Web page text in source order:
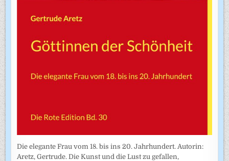
Die elegante Frau vom 18. bis ins 20. Jahrhundert. Autorin:
Aretz, Gertrude. Die Kunst und die Lust zu gefallen,